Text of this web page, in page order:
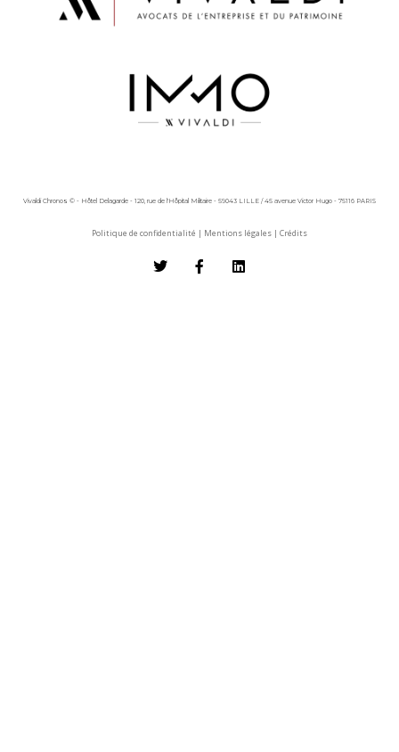
Vivaldi Chronos © - Hôtel Delagarde - 120, rue de l'Hôpital Militaire - 59043 LILLE / 45 avenue Victor Hugo - 75116 PARIS
Politique de confidentialité | Mentions légales | Crédits